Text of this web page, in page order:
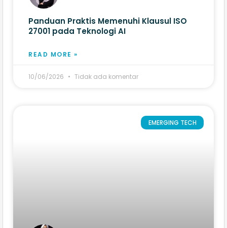
Panduan Praktis Memenuhi Klausul ISO
27001 pada Teknologi AI
READ MORE »
10/06/2026 Tidak ada komentar
EMERGING TECH